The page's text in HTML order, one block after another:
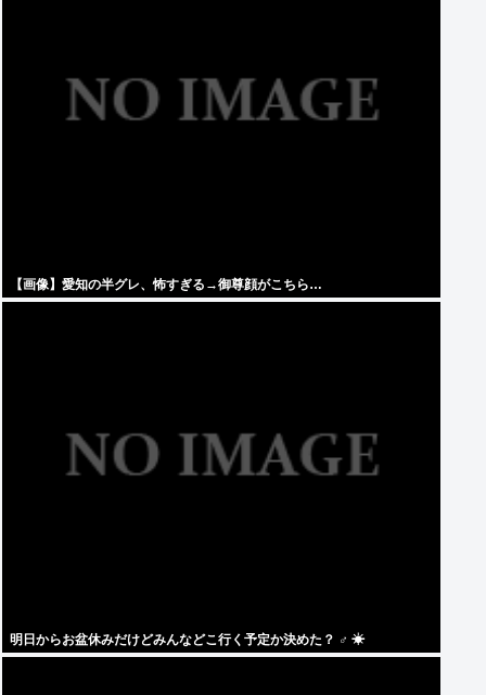
【画像】愛知の半グレ、怖すぎる→御尊顔がこちら…
明日からお盆休みだけどみんなどこ行く予定か決めた？ ‍♂ ☀